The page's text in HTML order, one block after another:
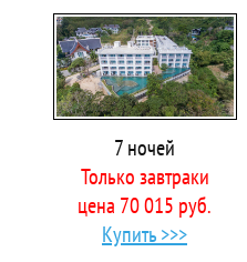
7 ночей
Только завтраки
цена 70 015 руб.
Купить >>>